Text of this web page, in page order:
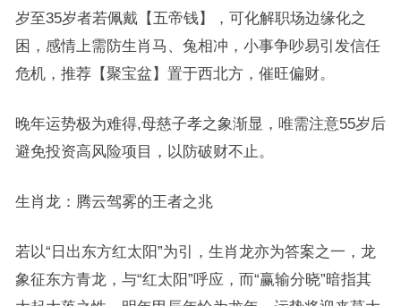
岁至35岁者若佩戴【五帝钱】，可化解职场边缘化之
困，感情上需防生肖马、兔相冲，小事争吵易引发信任
危机，推荐【聚宝盆】置于西北方，催旺偏财。
晚年运势极为难得,母慈子孝之象渐显，唯需注意55岁后
避免投资高风险项目，以防破财不止。
生肖龙：腾云驾雾的王者之兆
若以“日出东方红太阳”为引，生肖龙亦为答案之一，龙
象征东方青龙，与“红太阳”呼应，而“赢输分晓”暗指其